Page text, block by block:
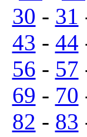
30 - 31
43 - 44
56 - 57
69 - 70
82 - 83